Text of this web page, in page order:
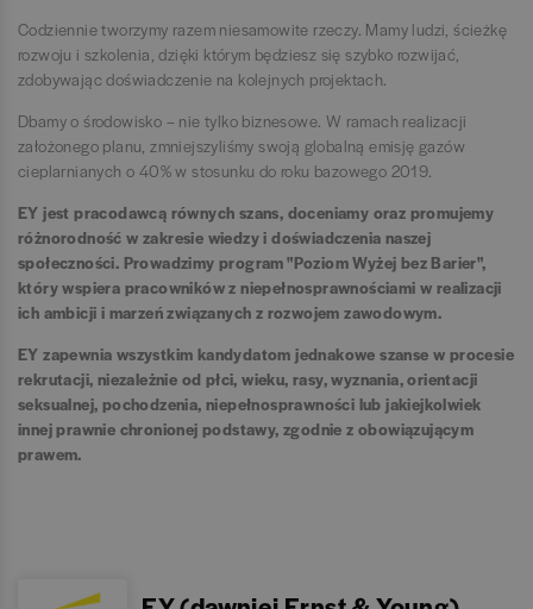
Codziennie tworzymy razem niesamowite rzeczy. Mamy ludzi, ścieżkę
rozwoju i szkolenia, dzięki którym będziesz się szybko rozwijać,
zdobywając doświadczenie na kolejnych projektach.
Dbamy o środowisko – nie tylko biznesowe. W ramach realizacji
założonego planu, zmniejszyliśmy swoją globalną emisję gazów
cieplarnianych o 40% w stosunku do roku bazowego 2019.
EY jest pracodawcą równych szans, doceniamy oraz promujemy
różnorodność w zakresie wiedzy i doświadczenia naszej
społeczności. Prowadzimy program "Poziom Wyżej bez Barier",
który wspiera pracowników z niepełnosprawnościami w realizacji
ich ambicji i marzeń związanych z rozwojem zawodowym.
EY zapewnia wszystkim kandydatom jednakowe szanse w procesie
rekrutacji, niezależnie od płci, wieku, rasy, wyznania, orientacji
seksualnej, pochodzenia, niepełnosprawności lub jakiejkolwiek
innej prawnie chronionej podstawy, zgodnie z obowiązującym
prawem.